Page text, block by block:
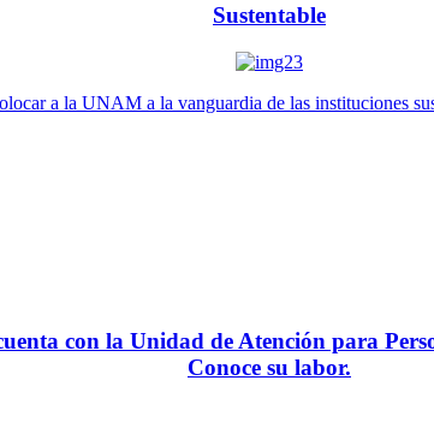
Sustentable
a la UNAM a la vanguardia de las instituciones
con la Unidad de Atención para
Conoce su labor.